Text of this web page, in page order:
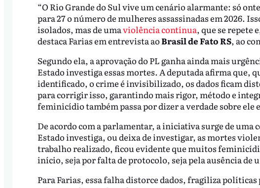
“O Rio Grande do Sul vive um cenário alarmante: só
para 27 o número de mulheres assassinadas em 2026.
isolados, mas de umaviolência contínua, que se repete
destaca Farias em entrevista aoBrasil de Fato RS, ao
Segundo ela, a aprovação do PL ganha ainda mais
Estado investiga essas mortes. A deputada afirma que,
identificado, o crime é invisibilizado, os dados ficam
para corrigir isso, garantindo mais rigor, método e
feminicídio também passa por dizer a verdade sobre ele
De acordo com a parlamentar, a iniciativa surge de uma
Estado investiga, ou deixa de investigar, as mortes
trabalho realizado, ficou evidente que muitos
início, seja por falta de protocolo, seja pela ausência de
Para Farias, essa falha distorce dados, fragiliza